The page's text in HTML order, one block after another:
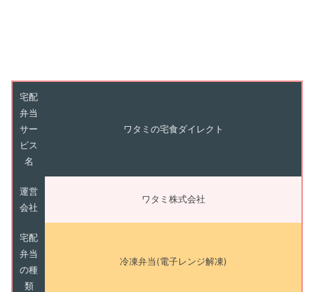
宅配
弁当
サー
ビス
名
ワタミの宅食ダイレクト
運営
会社
ワタミ株式会社
宅配
弁当
の種
類
冷凍弁当(電子レンジ解凍)